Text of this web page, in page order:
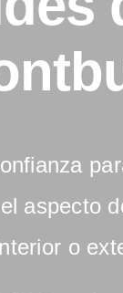
aspecto
o